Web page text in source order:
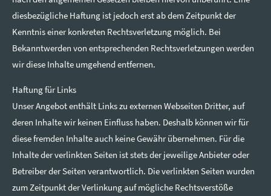
diesbezügliche Haftung ist jedoch erst ab dem Zeitpunkt der
Kenntnis einer konkreten Rechtsverletzung möglich. Bei
Bekanntwerden von entsprechenden Rechtsverletzungen werden
wir diese Inhalte umgehend entfernen.
Haftung für Links
Unser Angebot enthält Links zu externen Webseiten Dritter, auf
deren Inhalte wir keinen Einfluss haben. Deshalb können wir für
diese fremden Inhalte auch keine Gewähr übernehmen. Für die
Inhalte der verlinkten Seiten ist stets der jeweilige Anbieter oder
Betreiber der Seiten verantwortlich. Die verlinkten Seiten wurden
zum Zeitpunkt der Verlinkung auf mögliche Rechtsverstöße